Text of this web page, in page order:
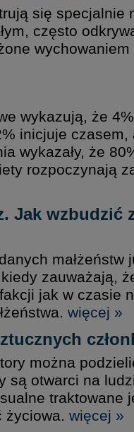
się specjalnie
często
wykazują, że
inicjuje
wykazały, że
rozpoczynają
Jak wzbudzić
małżeństw
zauważają,
jak w czasie
więcej »
można
są otwarci na
traktowane
życiowa. więcej »